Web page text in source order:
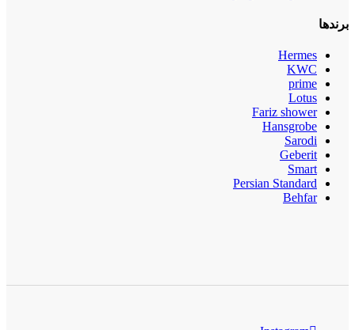
برندها
Hermes
KWC
prime
Lotus
Fariz shower
Hansgrobe
Sarodi
Geberit
Smart
Persian Standard
Behfar